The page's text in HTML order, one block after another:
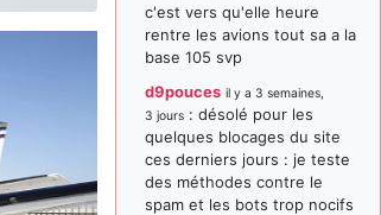
c'est vers qu'elle heure
rentre les avions tout sa a la
base 105 svp
d9pouces il y a 3 semaines,
3 jours : désolé pour les
quelques blocages du site
ces derniers jours : je teste
des méthodes contre le
spam et les bots trop nocifs